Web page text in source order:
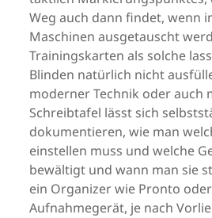
Weg auch dann findet, wenn
Maschinen ausgetauscht
Trainingskarten als solche
Blinden natürlich nicht
moderner Technik oder auch
Schreibtafel lässt sich
dokumentieren, wie man
einstellen muss und welche
bewältigt und wann man sie
ein Organizer wie Pronto
Aufnahmegerät, je nach